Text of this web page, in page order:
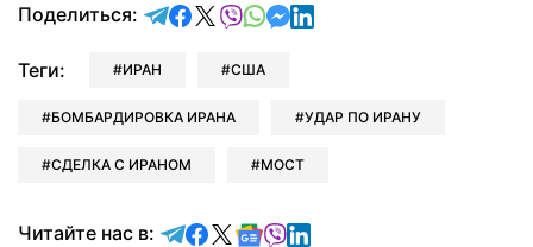
Поделиться: отправить в Telegram
поделиться в Facebook
поделиться в X
отправить в Viber
отправить в Whatsapp
отправить в Messenger
отправить в LinkedIn
Теги: ИРАН США
БОМБАРДИРОВКА ИРАНА УДАР ПО ИРАНУ
СДЕЛКА С ИРАНОМ МОСТ
Читайте нас в: Читайте в Telegram
Читайте в Facebook
Читайте в X
Читайте в Google news
Читайте в Viber
Читайте в LinkedIn